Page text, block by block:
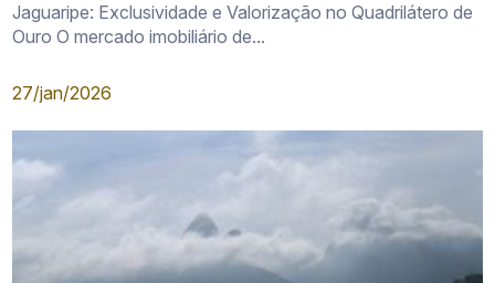
Jaguaripe: Exclusividade e Valorização no Quadrilátero de
Ouro O mercado imobiliário de...
27/jan/2026